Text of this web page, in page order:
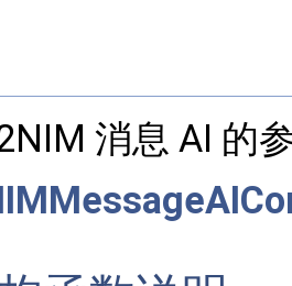
消息 AI 的